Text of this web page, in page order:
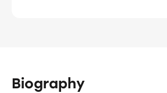
Biography